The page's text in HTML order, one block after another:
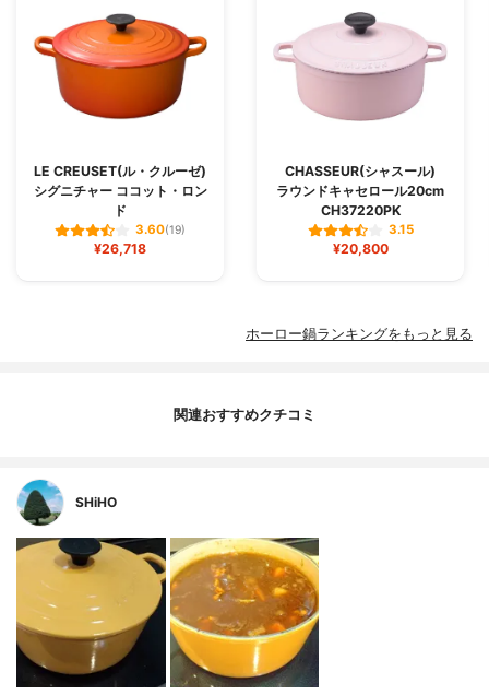
LE CREUSET(ル・クルーゼ)
シグニチャー ココット・ロン
ド
3.60(19)
¥26,718
CHASSEUR(シャスール)
ラウンドキャセロール20cm
CH37220PK
3.15
¥20,800
ホーロー鍋ランキングをもっと見る
関連おすすめクチコミ
SHiHO